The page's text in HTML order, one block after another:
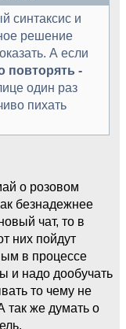
синтаксис и
решение
А если
повторять -
один раз
пихать
о розовом
безнадежнее
чат, то в
них пойдут
в процессе
и надо дообучать
то чему не
так же думать о